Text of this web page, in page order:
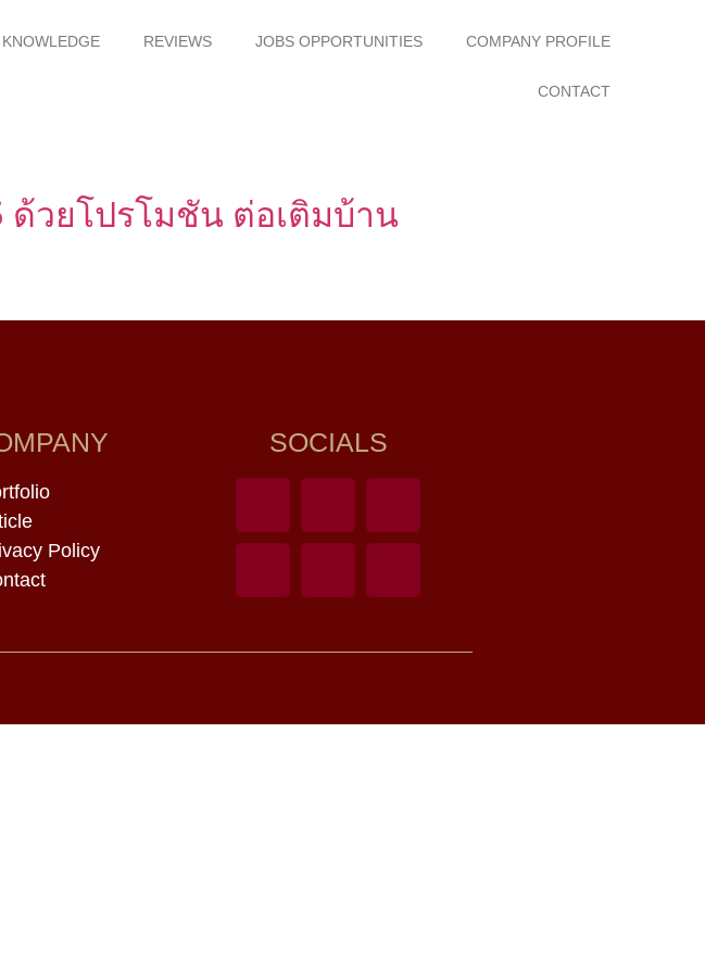
KNOWLEDGE REVIEWS JOBS OPPORTUNITIES COMPANY PROFILE
CONTACT
วยโปรโมชัน ต่อเติมบ้าน
Policy
SOCIALS